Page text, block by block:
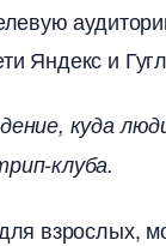
Яндекс и
куда
клуба.
взрослых,